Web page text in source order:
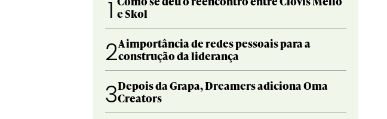
1 e Skol
2A importância de redes pessoais para a
construção da liderança
3Depois da Grapa, Dreamers adiciona Oma
Creators